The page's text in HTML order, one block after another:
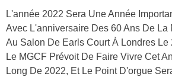
L'année 2022 Sera Une Année
Avec L'anniversaire Des 60 Ans De La
Au Salon De Earls Court À Londres Le
Le MGCF Prévoit De Faire Vivre Cet
Long De 2022, Et Le Point D'orgue